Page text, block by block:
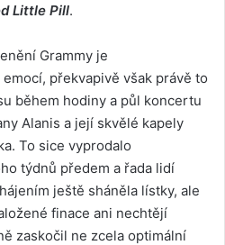
Little Pill.
Grammy je
překvapivě však právě to
během hodiny a půl koncertu
Alanis a její skvělé kapely
To sice vyprodalo
týdnů předem a řada lidí
ještě sháněla lístky, ale
finace ani nechtějí
zaskočil ne zcela optimální